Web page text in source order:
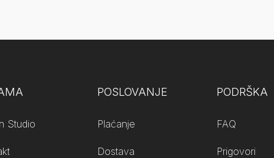
Studio
POSLOVANJE
Plaćanje
Dostava
PODRŠKA
FAQ
Prigovori